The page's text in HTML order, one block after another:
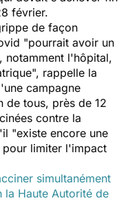
février.
de façon
"pourrait avoir un
notamment l'hôpital,
", rappelle la
campagne
de tous, près de 12
contre la
"existe encore une
limiter l'impact
simultanément
Haute Autorité de